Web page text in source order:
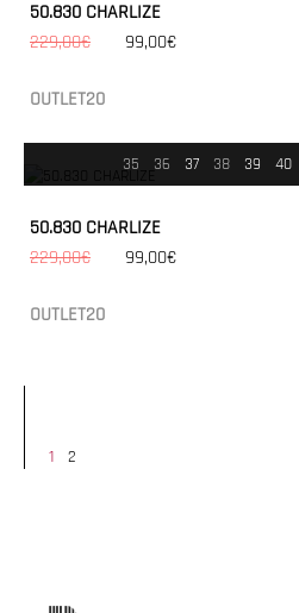
50.830 CHARLIZE
229,00€
99,00€
OUTLET20
35 36 37 38 39 40
50.830 CHARLIZE
229,00€
99,00€
OUTLET20
1 2